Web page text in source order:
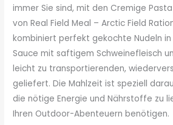
immer Sie sind, mit den Cremige
von Real Field Meal – Arctic Field
kombiniert perfekt gekochte Nudeln
Sauce mit saftigem Schweinefleisch
leicht zu transportierenden,
geliefert. Die Mahlzeit ist speziell
die nötige Energie und Nährstoffe zu
Ihren Outdoor-Abenteuern benötigen.